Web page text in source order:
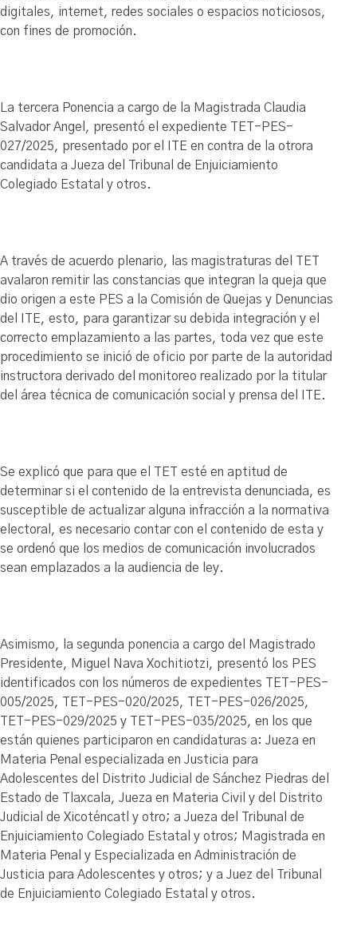
digitales, internet, redes sociales o espacios noticiosos,
con fines de promoción.
La tercera Ponencia a cargo de la Magistrada Claudia
Salvador Angel, presentó el expediente TET-PES-
027/2025, presentado por el ITE en contra de la otrora
candidata a Jueza del Tribunal de Enjuiciamiento
Colegiado Estatal y otros.
A través de acuerdo plenario, las magistraturas del TET
avalaron remitir las constancias que integran la queja que
dio origen a este PES a la Comisión de Quejas y Denuncias
del ITE, esto, para garantizar su debida integración y el
correcto emplazamiento a las partes, toda vez que este
procedimiento se inició de oficio por parte de la autoridad
instructora derivado del monitoreo realizado por la titular
del área técnica de comunicación social y prensa del ITE.
Se explicó que para que el TET esté en aptitud de
determinar si el contenido de la entrevista denunciada, es
susceptible de actualizar alguna infracción a la normativa
electoral, es necesario contar con el contenido de esta y
se ordenó que los medios de comunicación involucrados
sean emplazados a la audiencia de ley.
Asimismo, la segunda ponencia a cargo del Magistrado
Presidente, Miguel Nava Xochitiotzi, presentó los PES
identificados con los números de expedientes TET-PES-
005/2025, TET-PES-020/2025, TET-PES-026/2025,
TET-PES-029/2025 y TET-PES-035/2025, en los que
están quienes participaron en candidaturas a: Jueza en
Materia Penal especializada en Justicia para
Adolescentes del Distrito Judicial de Sánchez Piedras del
Estado de Tlaxcala, Jueza en Materia Civil y del Distrito
Judicial de Xicoténcatl y otro; a Jueza del Tribunal de
Enjuiciamiento Colegiado Estatal y otros; Magistrada en
Materia Penal y Especializada en Administración de
Justicia para Adolescentes y otros; y a Juez del Tribunal
de Enjuiciamiento Colegiado Estatal y otros.